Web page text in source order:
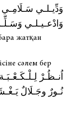
وَدِّيـلـي سَـلَامِـي
وَادْعـيـلـي
жатқан
сәлем бер
اُنـظُـرْ
نُـورٌ وجَـلَالٌ